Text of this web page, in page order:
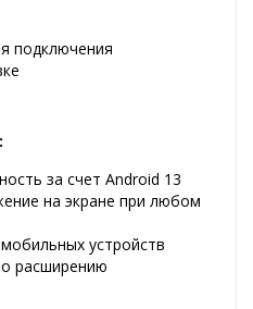
подключения
за счет Android 13
на экране при любом
устройств
расширению